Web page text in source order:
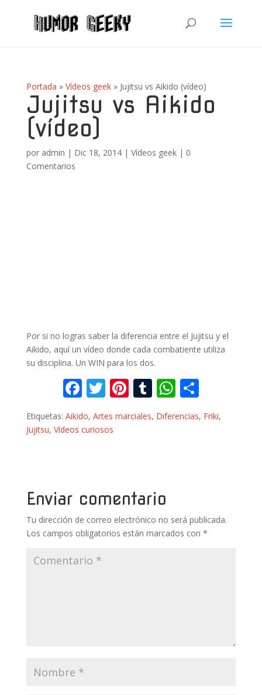
Portada » Vídeos geek» Jujitsu vs Aikido (vídeo)
Jujitsu vs Aikido
(vídeo)
por admin | Dic 18, 2014| Vídeos geek| 0
Comentarios
Por si no logras saber la diferencia entre el Jujitsu y el
Aikido, aquí un vídeo donde cada combatiente utiliza
su disciplina. Un WIN para los dos.
F
ac
e
k
T
itt
Pi
nt
er
T
u
m
W
at
o
m
Etiquetas: Aikido, Artes marciales, Diferencias, Friki,
Jujitsu, Vídeos curiosos
Enviar comentario
Tu dirección de correo electrónico no será publicada.
Los campos obligatorios están marcados con *